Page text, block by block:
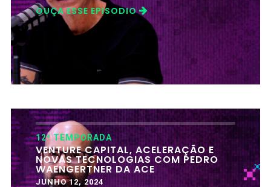
OUÇA ESSE EPISODIO
12ª TEMPORADA
VENTURE CAPITAL, ACELERAÇÃO E
NOVAS TECNOLOGIAS COM PEDRO
WAENGERTNER DA ACE
JUNHO 12, 2024